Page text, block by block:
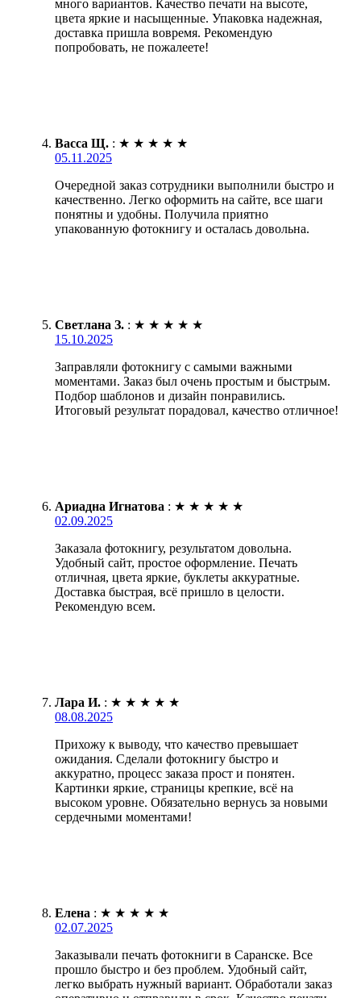
много вариантов. Качество печати на высоте,
цвета яркие и насыщенные. Упаковка надежная,
доставка пришла вовремя. Рекомендую
попробовать, не пожалеете!
Васса Щ. : ★ ★ ★ ★ ★
05.11.2025
Очередной заказ сотрудники выполнили быстро и
качественно. Легко оформить на сайте, все шаги
понятны и удобны. Получила приятно
упакованную фотокнигу и осталась довольна.
Светлана З. : ★ ★ ★ ★ ★
15.10.2025
Заправляли фотокнигу с самыми важными
моментами. Заказ был очень простым и быстрым.
Подбор шаблонов и дизайн понравились.
Итоговый результат порадовал, качество отличное!
Ариадна Игнатова : ★ ★ ★ ★ ★
02.09.2025
Заказала фотокнигу, результатом довольна.
Удобный сайт, простое оформление. Печать
отличная, цвета яркие, буклеты аккуратные.
Доставка быстрая, всё пришло в целости.
Рекомендую всем.
Лара И. : ★ ★ ★ ★ ★
08.08.2025
Прихожу к выводу, что качество превышает
ожидания. Сделали фотокнигу быстро и
аккуратно, процесс заказа прост и понятен.
Картинки яркие, страницы крепкие, всё на
высоком уровне. Обязательно вернусь за новыми
сердечными моментами!
Елена : ★ ★ ★ ★ ★
02.07.2025
Заказывали печать фотокниги в Саранске. Все
прошло быстро и без проблем. Удобный сайт,
легко выбрать нужный вариант. Обработали заказ